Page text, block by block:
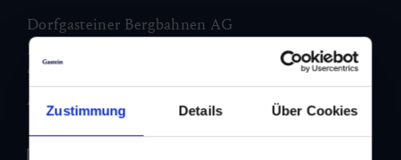
Zustimmung Details Über Cookies
Dorfgasteiner Bergbahnen AG
Bergbahnstraße 46
5632 Dorfgastein
Austria